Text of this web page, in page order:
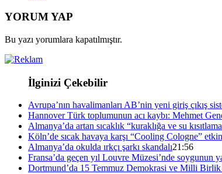
YORUM YAP
Bu yazı yorumlara kapatılmıştır.
İlginizi Çekebilir
Avrupa’nın havalimanları AB’nin yeni giriş çıkış
Hannover Türk toplumunun acı kaybı: Mehmet
Almanya’da artan sıcaklık “kuraklığa ve su
Köln’de sıcak havaya karşı “Cooling Cologne”
Almanya’da okulda ırkçı şarkı skandalı21:56
Fransa’da geçen yıl Louvre Müzesi’nde soygunun
Dortmund’da 15 Temmuz Demokrasi ve Milli Birlik